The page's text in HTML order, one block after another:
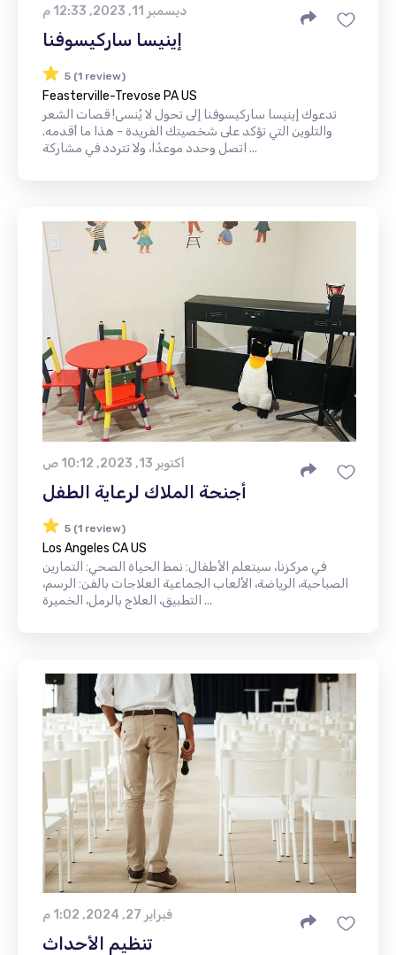
ديسمبر 11, 2023, 12:33 م
إينيسا ساركيسوفنا
5 (1 review)
Feasterville-Trevose PA US
تدعوك إينيسا ساركيسوفنا إلى تحول لا يُنسى! قصات الشعر
والتلوين التي تؤكد على شخصيتك الفريدة - هذا ما أقدمه.
اتصل وحدد موعدًا، ولا تتردد في مشاركة ...
أكتوبر 13, 2023, 10:12 ص
أجنحة الملاك لرعاية الطفل
5 (1 review)
Los Angeles CA US
في مركزنا، سيتعلم الأطفال: نمط الحياة الصحي: التمارين
الصباحية، الرياضة، الألعاب الجماعية العلاجات بالفن: الرسم،
التطبيق، العلاج بالرمل، الخميرة ...
فبراير 27, 2024, 1:02 م
تنظيم الأحداث